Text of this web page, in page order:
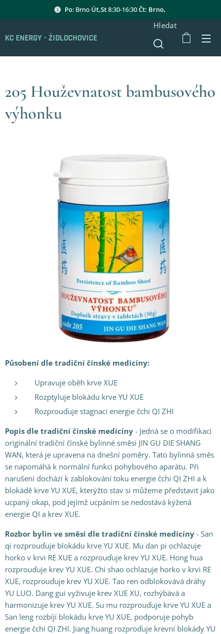
Po: Brno Út,St8:30-16:30Čt: Brno,
KC ENERGY - ŽIDLOCHOVICE
Hledat
205 Houževnatost bambusového
výhonku
Působení dle tradiční čínské medicíny:
Upravuje oběh krve XUE
Rozptyluje blokádu krve YU XUE
Rozprouďuje stagnaci energie čchi QI ZHI
Popis dle tradiční čínské medicíny - Jedná se o modifikaci
originální tradiční čínské bylinné směsi JIN GU DIE SHANG
WAN, která je upravena na dnešní poměry. Tato bylinná směs
se napomáhá k normální funkci pohybového aparátu. Při
narušení dochází k zablokování toku energie čchi QI ZHI a k
blokádě krve YU XUE, kterýžto stav si můžeme představit jako
ucpaný okap, pod jejímž ucpáním se nedostává kýžená
energie QI a krev XUE.
Rozbor bylin ve směsi dle tradiční čínské medicíny - San
qi rozprouďuje blokádu krve YU XUE. Mu dan pi ochlazuje
horko v krvi RE XUE a rozprouďuje krev YU XUE. Hong hua
rozprouďuje krev YU XUE. Chi shao ochlazuje horko v krvi RE
XUE, rozprouďuje krev YU XUE. Tao ren odblokovává dráhy
YU LUO. Dang gui vyživuje krev XUE XU, rozhýbává a
harmonizuje krev YU XUE. Su mu rozprouďuje krve YU XUE a
San leng rozbíjí blokádu krve YU XUE, podporuje pohyb
energie čchi QI ZHI. Jiang huang rozproďuje krevní blokády YU